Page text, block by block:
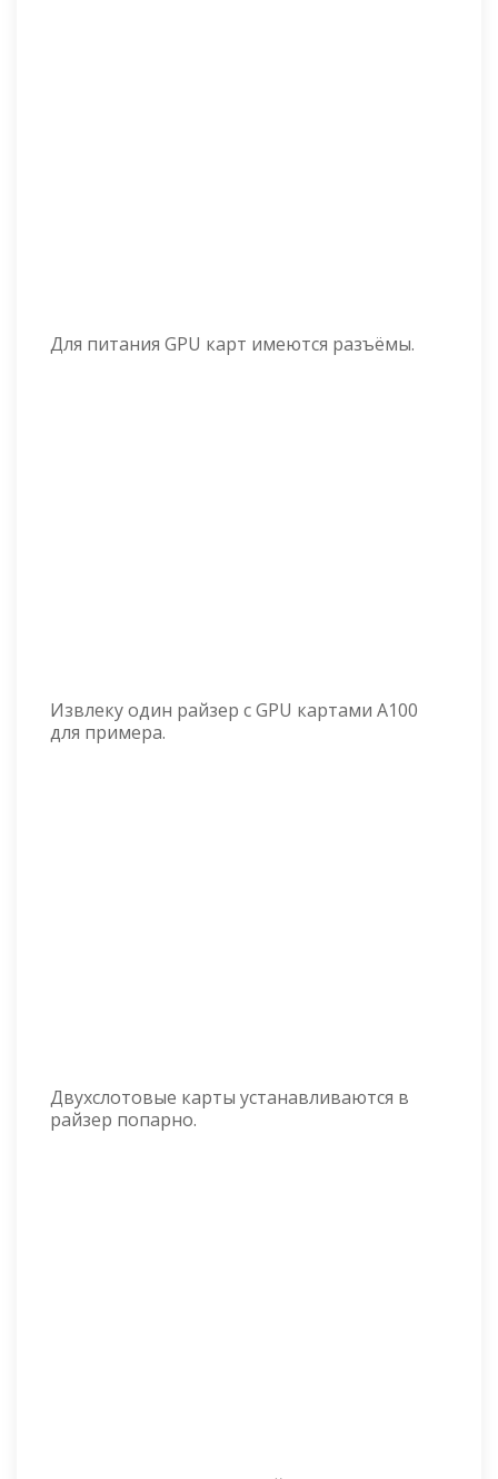
Для питания GPU карт имеются разъёмы.
Извлеку один райзер с GPU картами A100
для примера.
Двухслотовые карты устанавливаются в
райзер попарно.